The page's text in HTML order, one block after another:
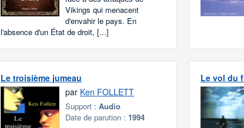
Vikings qui menacent
d'envahir le pays. En
l'absence d'un État de droit, [...]
Le troisième jumeau
par Ken FOLLETT
Support :Audio
Date de parution : 1994
Le vol du